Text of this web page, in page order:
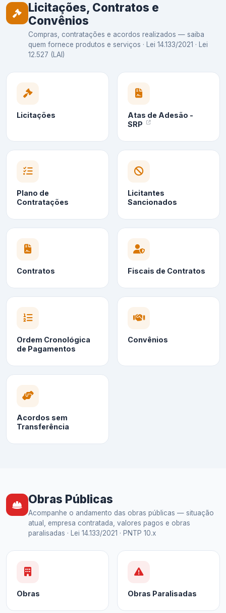
Licitações, Contratos e
Convênios
Compras, contratações e acordos realizados — saiba
quem fornece produtos e serviços · Lei 14.133/2021 · Lei
12.527 (LAI)
Licitações
Atas de Adesão -
SRP
Plano de
Contratações
Licitantes
Sancionados
Contratos Fiscais de Contratos
Ordem Cronológica
de Pagamentos
Convênios
Acordos sem
Transferência
Obras Públicas
Acompanhe o andamento das obras públicas — situação
atual, empresa contratada, valores pagos e obras
paralisadas · Lei 14.133/2021 · PNTP 10.x
Obras Obras Paralisadas